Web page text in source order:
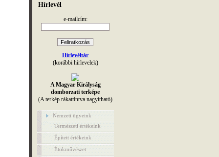
Hírlevél
e-mailcím:
Hírlevéltár
(korábbi hírlevelek)
A Magyar Királyság
domborzati terképe
(A terkép rákattintva nagyítható)
Nemzeti ügyeink
Természeti értékeink
Épített értékeink
Étökművészet